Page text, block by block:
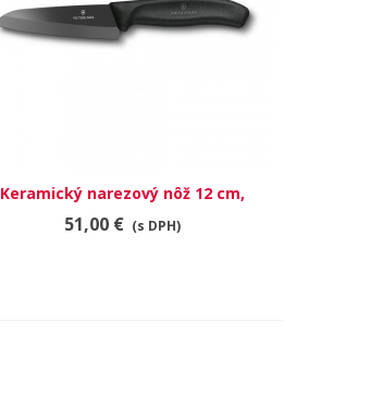
RÝCHLY NÁHĽAD
Keramický narezový nôž 12 cm,
čierny
51,00 € (s DPH)